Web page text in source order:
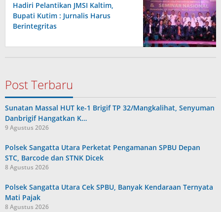
Hadiri Pelantikan JMSI Kaltim,
Bupati Kutim : Jurnalis Harus
Berintegritas
Post Terbaru
Sunatan Massal HUT ke-1 Brigif TP 32/Mangkalihat, Senyuman
Danbrigif Hangatkan K…
9 Agustus 2026
Polsek Sangatta Utara Perketat Pengamanan SPBU Depan
STC, Barcode dan STNK Dicek
8 Agustus 2026
Polsek Sangatta Utara Cek SPBU, Banyak Kendaraan Ternyata
Mati Pajak
8 Agustus 2026